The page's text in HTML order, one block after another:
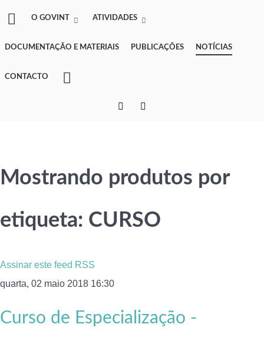
O GOVINT ATIVIDADES
DOCUMENTAÇÃO E MATERIAIS PUBLICAÇÕES NOTÍCIAS
CONTACTO
Mostrando produtos por
etiqueta: CURSO
Assinar este feed RSS
quarta, 02 maio 2018 16:30
Curso de Especialização -